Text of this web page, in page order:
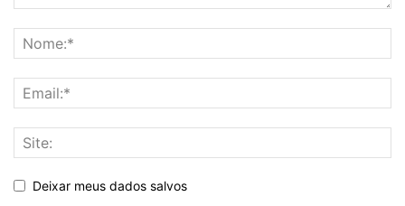
Deixar meus dados salvos